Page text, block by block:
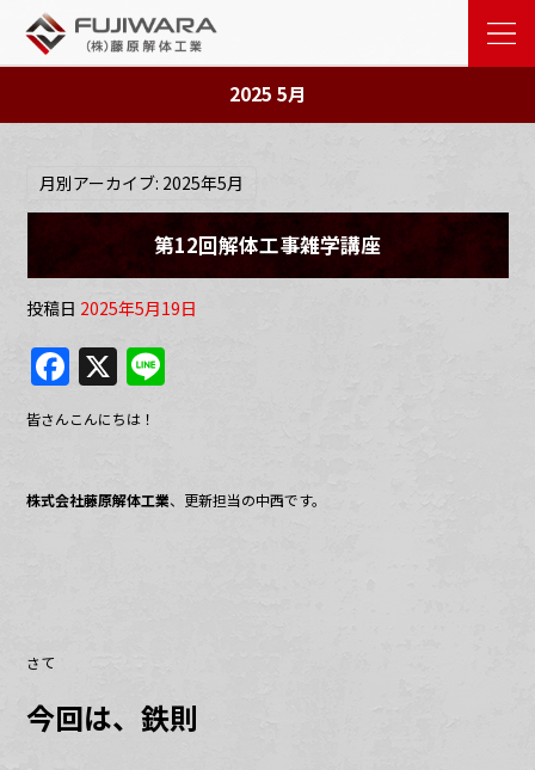
2025 5月
月別アーカイブ: 2025年5月
第12回解体工事雑学講座
投稿日 2025年5月19日
F
a
c
e
b
X
皆さんこんにちは！
株式会社藤原解体工業、更新担当の中西です。
さて
今回は、鉄則